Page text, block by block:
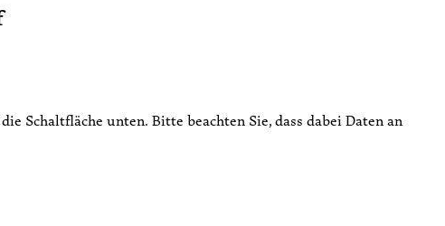
Schaltfläche unten. Bitte beachten Sie, dass dabei Daten an